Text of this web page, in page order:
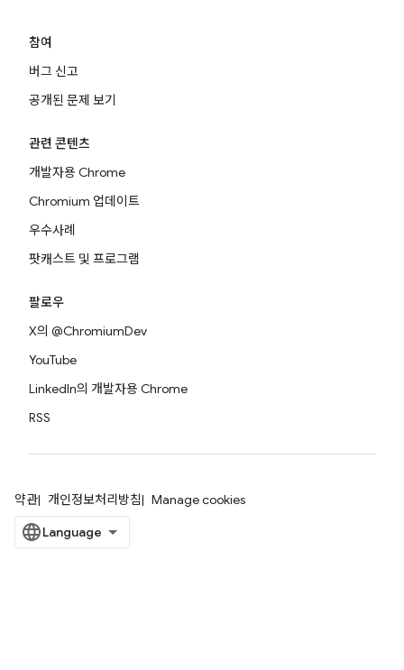
참여
버그 신고
공개된 문제 보기
관련 콘텐츠
개발자용 Chrome
Chromium 업데이트
우수사례
팟캐스트 및 프로그램
팔로우
X의 @ChromiumDev
YouTube
LinkedIn의 개발자용 Chrome
RSS
약관 개인정보처리방침 Manage cookies